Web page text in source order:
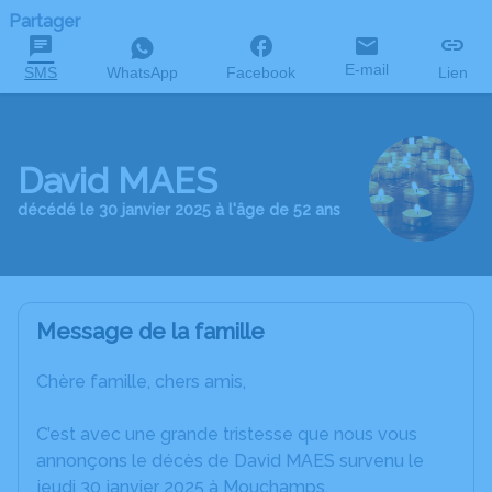
Partager
SMS WhatsApp Facebook E-mail Lien
David MAES
décédé le 30 janvier 2025 à l'âge de 52 ans
Message de la famille
Chère famille, chers amis,
C’est avec une grande tristesse que nous vous
annonçons le décès de David MAES survenu le
jeudi 30 janvier 2025 à Mouchamps.